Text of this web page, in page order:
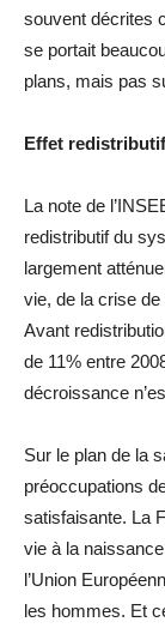
souvent décrites
se portait
plans, mais pas
Effet redistributif
La note de
redistributif du
largement
vie, de la crise
Avant
de 11% entre
décroissance
Sur le plan de la
préoccupations
satisfaisante. La
vie à la
l’Union
les hommes. Et